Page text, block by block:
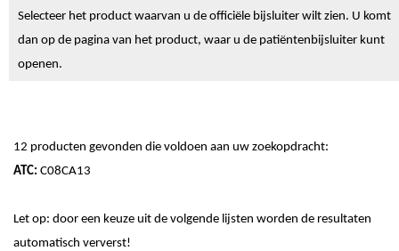
Selecteer het product waarvan u de officiële bijsluiter wilt zien. U komt
dan op de pagina van het product, waar u de patiëntenbijsluiter kunt
openen.
12 producten gevonden die voldoen aan uw zoekopdracht:
ATC: C08CA13
Let op: door een keuze uit de volgende lijsten worden de resultaten
automatisch ververst!